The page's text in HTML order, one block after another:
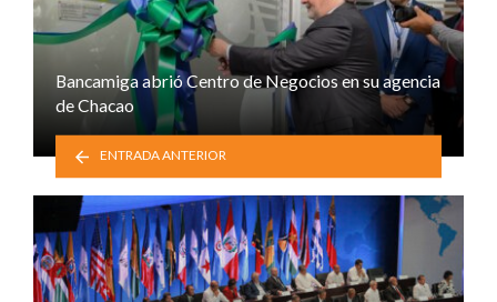
Bancamiga abrió Centro de Negocios en su agencia
de Chacao
ENTRADA ANTERIOR